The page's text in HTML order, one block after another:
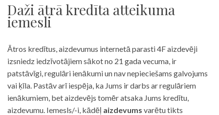
Daži ātrā kredīta atteikuma
iemesli
Ātros kredītus, aizdevumus internetā parasti 4F aizdevēji
izsniedz iedzīvotājiem sākot no 21 gada vecuma, ir
patstāvīgi, regulāri ienākumi un nav nepieciešams galvojums
vai ķīla. Pastāv arī iespēja, ka Jums ir darbs ar regulāriem
ienākumiem, bet aizdevējs tomēr atsaka Jums kredītu,
aizdevumu. Iemesls/-i, kādēļ aizdevums varētu tikts